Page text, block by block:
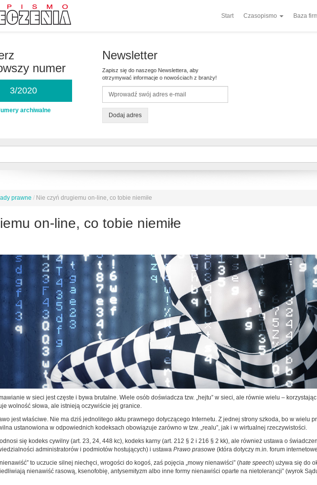
Start Czasopismo Baza
numer
3/2020
archiwalne
Newsletter
Zapisz się do naszego Newslettera, aby
otrzymywać informacje o nowościach z branży!
Dodaj adres
prawne / Nie czyń drugiemu on-line, co tobie niemiłe
on-line, co tobie niemiłe
w sieci jest częste i bywa brutalne. Wiele osób doświadcza tzw. „hejtu” w sieci, ale równie wielu –
wolność słowa, ale istnieją oczywiście jej granice.
jest właściwe. Nie ma dziś jednolitego aktu prawnego dotyczącego Internetu. Z jednej strony szkoda, bo w wielu
ustanowiona w odpowiednich kodeksach obowiązuje zarówno w tzw. „realu”, jak i w wirtualnej rzeczywistości.
się kodeks cywilny (art. 23, 24, 448 kc), kodeks karny (art. 212 § 2 i 216 § 2 kk), ale również ustawa o
administratorów i podmiotów hostujących) i ustawa Prawo prasowe (która dotyczy m.in. forum
to uczucie silnej niechęci, wrogości do kogoś, zaś pojęcia „mowy nienawiści” (hate speech) używa się do
nienawiść rasową, ksenofobię, antysemityzm albo inne formy nienawiści oparte na nietolerancji” (wyrok